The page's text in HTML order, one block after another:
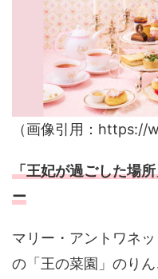
（画像引用：https://
「王妃が過ごした場
ー
マリー・アントワネ
の「王の菜園」のり